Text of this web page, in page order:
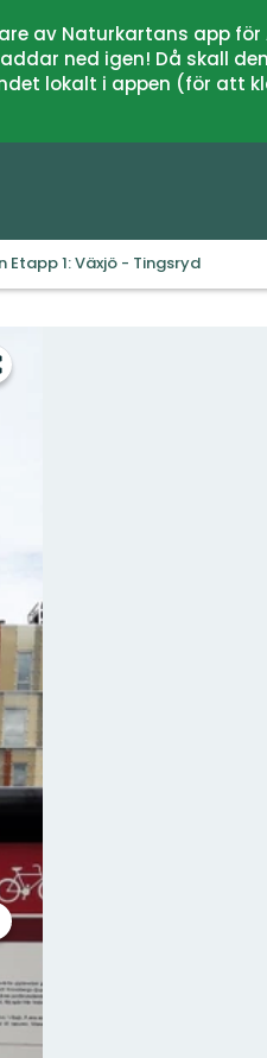
av Naturkartans app
ned igen! Då skall
lokalt i appen (för att
Etapp 1: Växjö - Tingsryd